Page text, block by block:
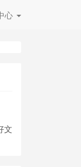
心
文